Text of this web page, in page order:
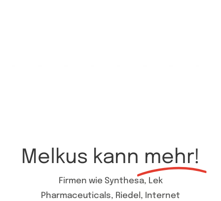
Melkus kann mehr!
Firmen wie Synthesa, Lek
Pharmaceuticals, Riedel, Internet